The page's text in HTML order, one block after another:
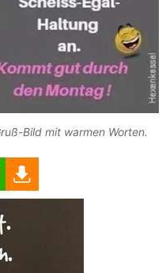
Bild mit warmen Worten.